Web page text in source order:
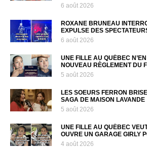
6 août 2026
ROXANE BRUNEAU
EXPULSE DES
6 août 2026
UNE FILLE AU QUÉBEC
NOUVEAU RÈGLEMENT DU
5 août 2026
LES SOEURS FERRON
SAGA DE MAISON LAVANDE
5 août 2026
UNE FILLE AU QUÉBEC
OUVRE UN GARAGE GIRLY
4 août 2026